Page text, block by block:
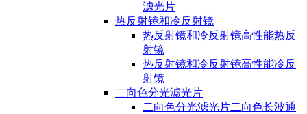
滤光片
热反射镜和冷反射镜
热反射镜和冷反射镜高性能热反
射镜
热反射镜和冷反射镜高性能冷反
射镜
二向色分光滤光片
二向色分光滤光片二向色长波通